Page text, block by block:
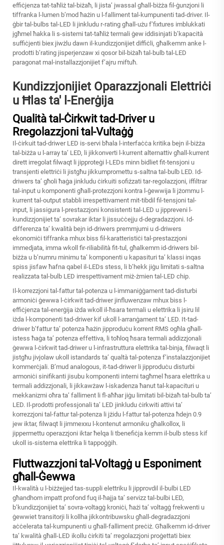
effiċjenza tat-taħliż tal-biżaħ, li jista’ jwassal għall-biżża fil-ġunzjoni li
tiffranka l-lumen b’mod ħażin u l-falliment tal-kumpunenti tad-driver. Il-
ġbir tal-bulbs tal-LED li jinkludu r-rating għall-użu f’fixtures imblukkati
jgħmel ħakka li s-sistemi tat-taħliż termali ġew iddisinjati b’kapacità
suffiċjenti biex jiwżlu dawn il-kundizzjonijiet diffiċli, għalkemm anke l-
prodotti b’rating jisperjenzaw xi qosor bil-biżaħ tal-bulb tal-LED
paragonat mal-installazzjonijiet f’ajru miftuħ.
Kundizzjonijiet Oparazzjonali Elettriċi
u Ħlas ta' l-Enerġija
Qualità tal-Ċirkwit tad-Driver u
Rregolazzjoni tal-Vultaġġ
Il-ċirkuit tad-driwer LED is-servi bħala l-interfaċċa kritika bejn il-biżża
tal-biżża u l-array ta’ LED, li jikkonverti l-kurrent alternattiv għall-kurrent
dirett irregolat filwaqt li jipproteġi l-LEDs minn bidliet fit-tensjoni u
transjenti elettriċi li jistgħu jikkumpromettu s-saltna tal-bulb LED. Id-
driwers ta’ għoli ħaġa jinkludu ċirkuiti sofiżzati tar-regolazzjoni, iffiltrar
tal-input u komponenti għall-protezzjoni kontra l-ġewwija li jżommu l-
kurrent tal-output stabbli irrespettivament mit-tibdil fil-tensjoni tal-
input, li jassigura l-prestazzjoni konsistenti tal-LED u jippreveni l-
kundizzjonijiet ta’ sovrakar iktar li jissuċċejju d-degradazzjoni. Id-
differenza ta’ kwalità bejn id-driwers premmjumi u d-driwers
ekonomiċi tiffranka mhux biss fil-karatteristiċi tal-prestazzjoni
immedjata, imma wkoll fir-riliabilità fit-tul, għalkemm id-driwers bil-
biżża u b’numru minimu ta’ komponenti u kapasituri ta’ klassi inqas
spiss jisfaw ħafna qabel il-LEDs stess, li b’hekk jiġu limitati s-saltna
realizzata tal-bulb LED irrespettivament miż-żmien tal-LED chip.
Il-korrezzjoni tal-fattur tal-potenza u l-immaniġġament tad-disturbi
armoniċi ġewwa l-ċirkwit tad-driwer jinfluwenzaw mhux biss l-
effiċjenza tal-enerġija iżda wkoll il-ħsara termali u elettrika li jsiru lil
iżda l-komponenti tad-driwer kif ukoll l-arranġament ta’ LED. It-tad-
driwer b’fattur ta’ potenza ħażin jipproduċu korrent RMS ogħla għall-
istess ħaġa ta’ potenza effettiva, li toħloq ħsara termali addizzjonali
ġewwa l-ċirkwit tad-driwer u l-infrastruttura elettrika tal-binja, filwaqt li
jistgħu jivjolaw ukoll istandards ta’ qualtà tal-potenza f’instalazzjonijiet
kommerċjali. B’mud analogous, it-tad-driwer li jipproduċu disturbi
armoniċi sinifikanti jisubu komponenti interni tagħmel ħsara elettrika u
termali addizzjonali, li jikkawżaw l-iskadenza ħanut tal-kapacituri u
mekkanizmi oħra ta’ falliment li fl-aħħar jiġu limitati bil-biżaħ tal-bulb ta’
LED. Il-prodotti professjonali ta’ LED jinkludu ċirkwiti attivi ta’
korrezzjoni tal-fattur tal-potenza li jżidu l-fattur tal-potenza ħdejn 0.9
jew iktar, filwaqt li jimmexxu l-kontenut armoniku għalkollox, li
jippermettu operazzjoni iktar ħelqa li tbenefiċja kemm il-bulb stess kif
ukoll is-sistema elettrika li tappoġġih.
Fluttwazzjoni tal-Voltagġ u Esponiment
għall-Ġewwa
Il-kwalità u l-biżżejjed tas-suppli elettriku li jipprovdil il-bulbi LED
għandhom impatt profond fuq il-ħajja ta’ servizz tal-bulbi LED,
b’kundizzjonijiet ta’ sovra-voltagġ kroniċi, ħażi ta’ voltagġ frekwenti u
ġewwiet transitorji li kollha jikkontribuwsku għall-degradazzjoni
aċċelerata tal-kumpunenti u għall-falliment preċiż. Għalkemm id-driver
ta’ kwalità għall-LED ikollu ċirkiti ta’ rregolazzjoni proġettati biex